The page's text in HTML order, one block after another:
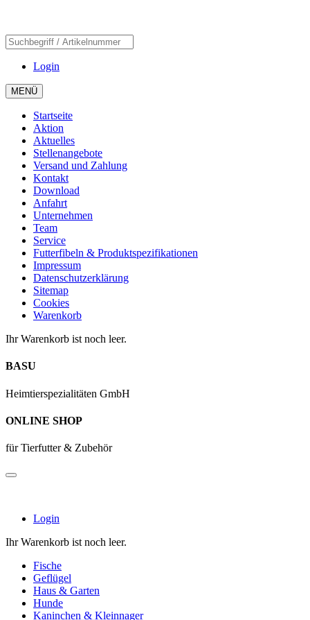
Login
MENÜ
Startseite
Aktion
Aktuelles
Stellenangebote
Versand und Zahlung
Kontakt
Download
Anfahrt
Unternehmen
Team
Service
Futterfibeln & Produktspezifikationen
Impressum
Datenschutzerklärung
Sitemap
Cookies
Warenkorb
Ihr Warenkorb ist noch leer.
BASU
Heimtierspezialitäten GmbH
ONLINE SHOP
für Tierfutter & Zubehör
Login
Ihr Warenkorb ist noch leer.
Fische
Geflügel
Haus & Garten
Hunde
Kaninchen & Kleinnager